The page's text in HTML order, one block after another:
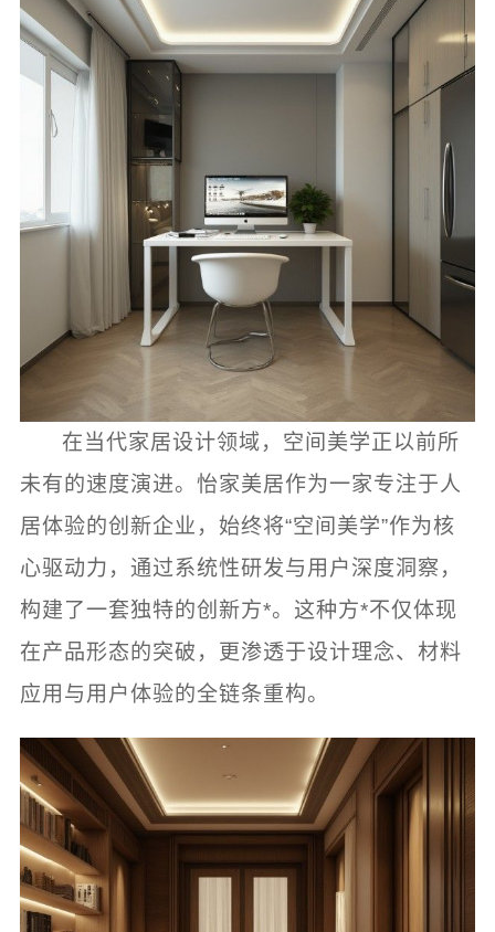
在当代家居设计领域，空间美学正以前所
未有的速度演进。怡家美居作为一家专注于人
居体验的创新企业，始终将“空间美学”作为核
心驱动力，通过系统性研发与用户深度洞察，
构建了一套独特的创新方*。这种方*不仅体现
在产品形态的突破，更渗透于设计理念、材料
应用与用户体验的全链条重构。